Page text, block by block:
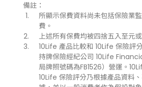
備註：
所顯示保費資料尚未包括保險業
費。
上述所有保費均被四捨五入至元或
10Life 產品比較和 10Life 保險評
持牌保險經紀公司 10Life
局牌照號碼為FB1526）營運。
10Life 保險評分乃根據產品資料